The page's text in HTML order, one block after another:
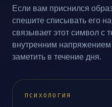
Если вам приснился
спешите списывать его
связывает этот символ с
внутренним напряжением
заметить в течение дня.
ПСИХОЛОГИЯ